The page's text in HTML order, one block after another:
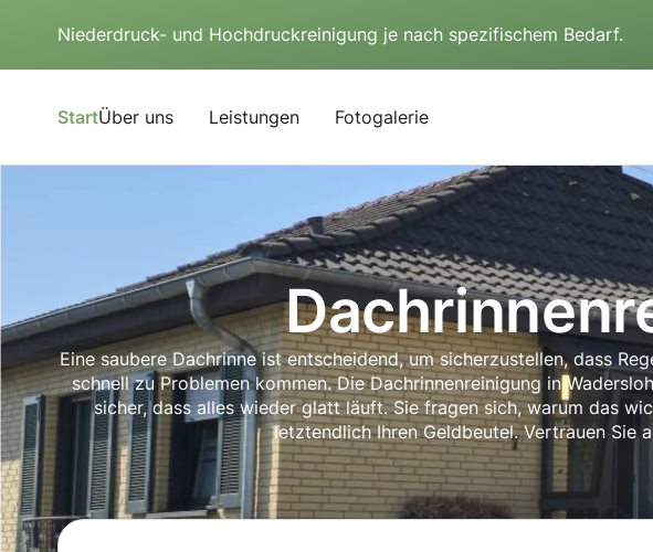
Niederdruck- und Hochdruckreinigung je nach spezifischem Bedarf.
StartÜber uns Leistungen Fotogalerie
Eine saubere Dachrinne ist entscheidend, um sicherzustellen, dass
schnell zu Problemen kommen. Die Dachrinnenreinigung in
sicher, dass alles wieder glatt läuft. Sie fragen sich, warum das
letztendlich Ihren Geldbeutel. Vertrauen Sie